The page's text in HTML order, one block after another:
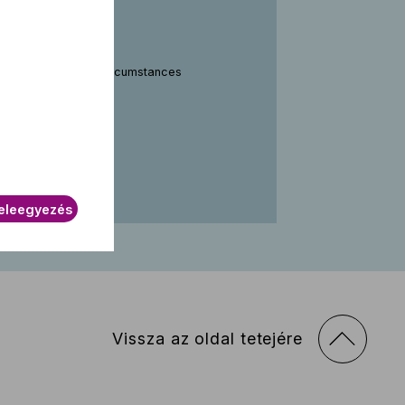
sees fit. Due to circumstances
Vissza az oldal tetejére